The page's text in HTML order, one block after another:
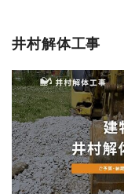
井村解体工事